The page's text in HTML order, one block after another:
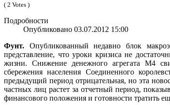
( 2 Votes )
Подробности
Опубликовано 03.07.2012 15:00
Фунт. Опубликованный недавно блок
представление, что уроки кризиса не
жизни. Снижение денежного агрегата М4
сбережения населения Соединенного
предыдущий период отрицательная, но эта
частных лиц растет за отчетный период,
финансового положения и готовности тратить